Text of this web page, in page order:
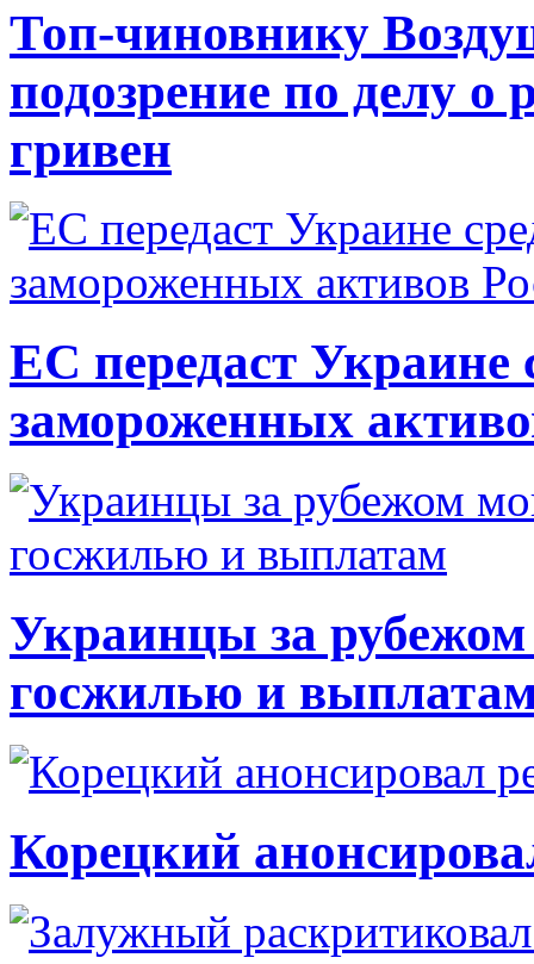
Топ-чиновнику
подозрение по делу о
гривен
ЕС передаст Украине
замороженных
Украинцы за рубежом
госжилью и
Корецкий